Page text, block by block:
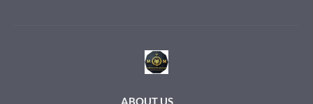
ABOUT US